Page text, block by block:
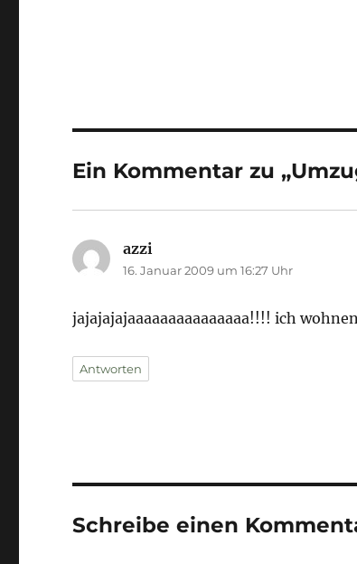
Ein Kommentar zu
azzi
16. Januar 2009 um 16:27 Uhr
jajajajajaaaaaaaaaaaaaaa!!!! ich
Antworten
Schreibe einen